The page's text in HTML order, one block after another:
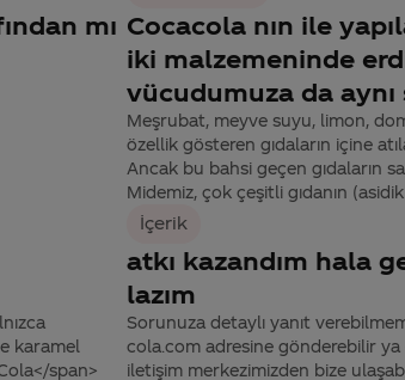
mı Cocacola nın ile
iki malzemeninde
vücudumuza da
Meşrubat, meyve suyu, limon,
özellik gösteren gıdaların içine
Ancak bu bahsi geçen gıdaların
Midemiz, çok çeşitli gıdanın (asidik
İçerik
karamel
span>
atkı kazandım hala
lazım
Sorunuza detaylı yanıt
cola.com adresine gönderebilir
iletişim merkezimizden bize